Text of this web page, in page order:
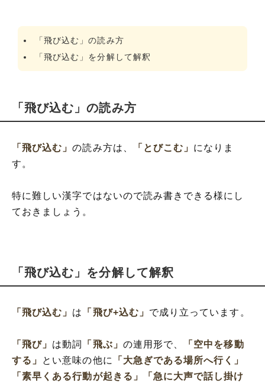
「飛び込む」の読み方
「飛び込む」を分解して解釈
「飛び込む」の読み方
「飛び込む」の読み方は、 「とびこむ」 になりま
す。
特に難しい漢字ではないので読み書きできる様にし
ておきましょう。
「飛び込む」を分解して解釈
「飛び込む」 は 「飛び+込む」 で成り立っています。
「飛び」 は動詞 「飛ぶ」 の連用形で、
「空中を移動
する」
とい意味の他に
「大急ぎである場所へ行く」
「素早くある行動が起きる」
「急に大声で話し掛け